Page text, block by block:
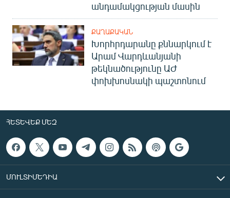
անդամակցության մասին
ՔԱՂԱՔԱԿԱՆ
Խորհրդարանը քննարկում է
Արամ Վարդևանյանի
թեկնածությունը ԱԺ
փոխխոսնակի պաշտոնում
ՀԵՏԵՎԵՔ ՄԵԶ
ՄՈՒԼՏԻՄԵԴԻԱ